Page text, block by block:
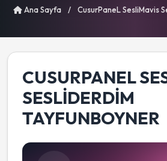
Ana Sayfa / CusurPaneL SesliMavis
CUSURPANEL
SESLIDERDIM
TAYFUNBOYNER